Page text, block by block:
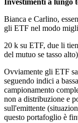
Bianca e Carlino,
gli ETF nel modo
20 k su ETF, due li
del mutuo se tasso
Ovviamente gli ETF
seguendo indici a
campionamento
non a distribuzione e
sull'emittente
questo portafoglio è